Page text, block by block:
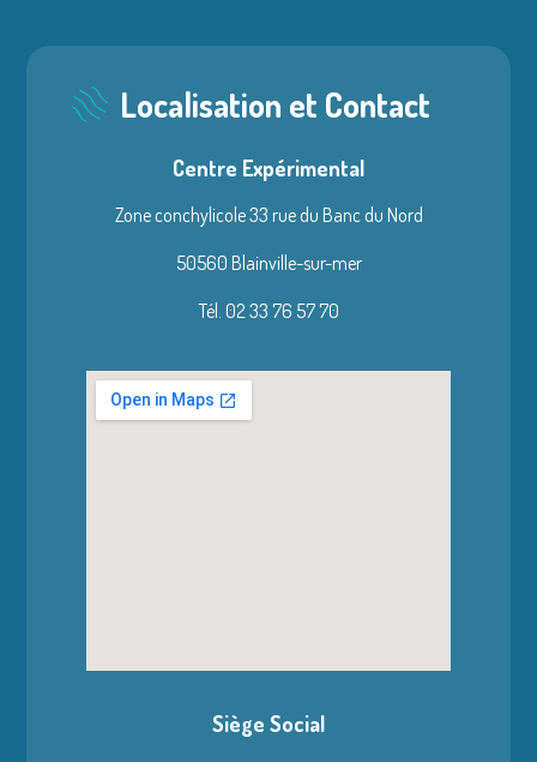
Localisation et Contact
Centre Expérimental
Zone conchylicole 33 rue du Banc du Nord
50560 Blainville-sur-mer
Tél. 02 33 76 57 70
Siège Social